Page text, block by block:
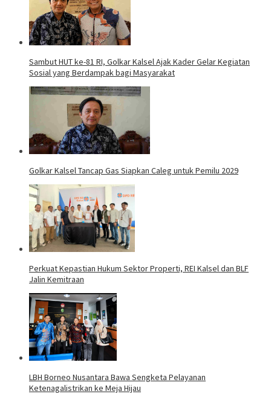
Sambut HUT ke-81 RI, Golkar Kalsel Ajak Kader Gelar Kegiatan
Sosial yang Berdampak bagi Masyarakat
Golkar Kalsel Tancap Gas Siapkan Caleg untuk Pemilu 2029
Perkuat Kepastian Hukum Sektor Properti, REI Kalsel dan BLF
Jalin Kemitraan
LBH Borneo Nusantara Bawa Sengketa Pelayanan
Ketenagalistrikan ke Meja Hijau